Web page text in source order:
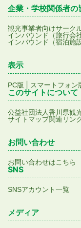
企業・学校関係者の
観光事業者向けサーク
インバウンド（旅行会
インバウンド（宿泊施
表示
PC版 スマートフォン
このサイトについて
公益社団法人香川県観
サイトマップ関連リン
お問い合わせ
お問い合わせはこちら
SNS
SNSアカウント一覧
メディア